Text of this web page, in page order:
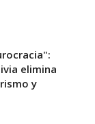
elimina
y